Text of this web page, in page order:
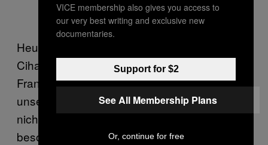
der letzten Gay Pride in Istanbul
Heute leben meine Freundin und ich in
Cihangir. Im nächsten Sommer wollen wir in
Frankreich heiraten, obwohl ich weiß, dass
unserer Bund der Ehe in der Türkei rein gar
nichts wert sein wird. Ich habe eigentlich nie
besonders viel von der Institution Ehe
VICE membership also gives you access to
our very best writing and exclusive new
documentaries.
Support for $2
See All Membership Plans
Or, continue for free